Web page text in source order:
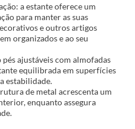
a estante oferece um
para manter as suas
e outros artigos
organizados e ao seu
ajustáveis com almofadas
equilibrada em superfícies
estabilidade.
de metal acrescenta um
enquanto assegura